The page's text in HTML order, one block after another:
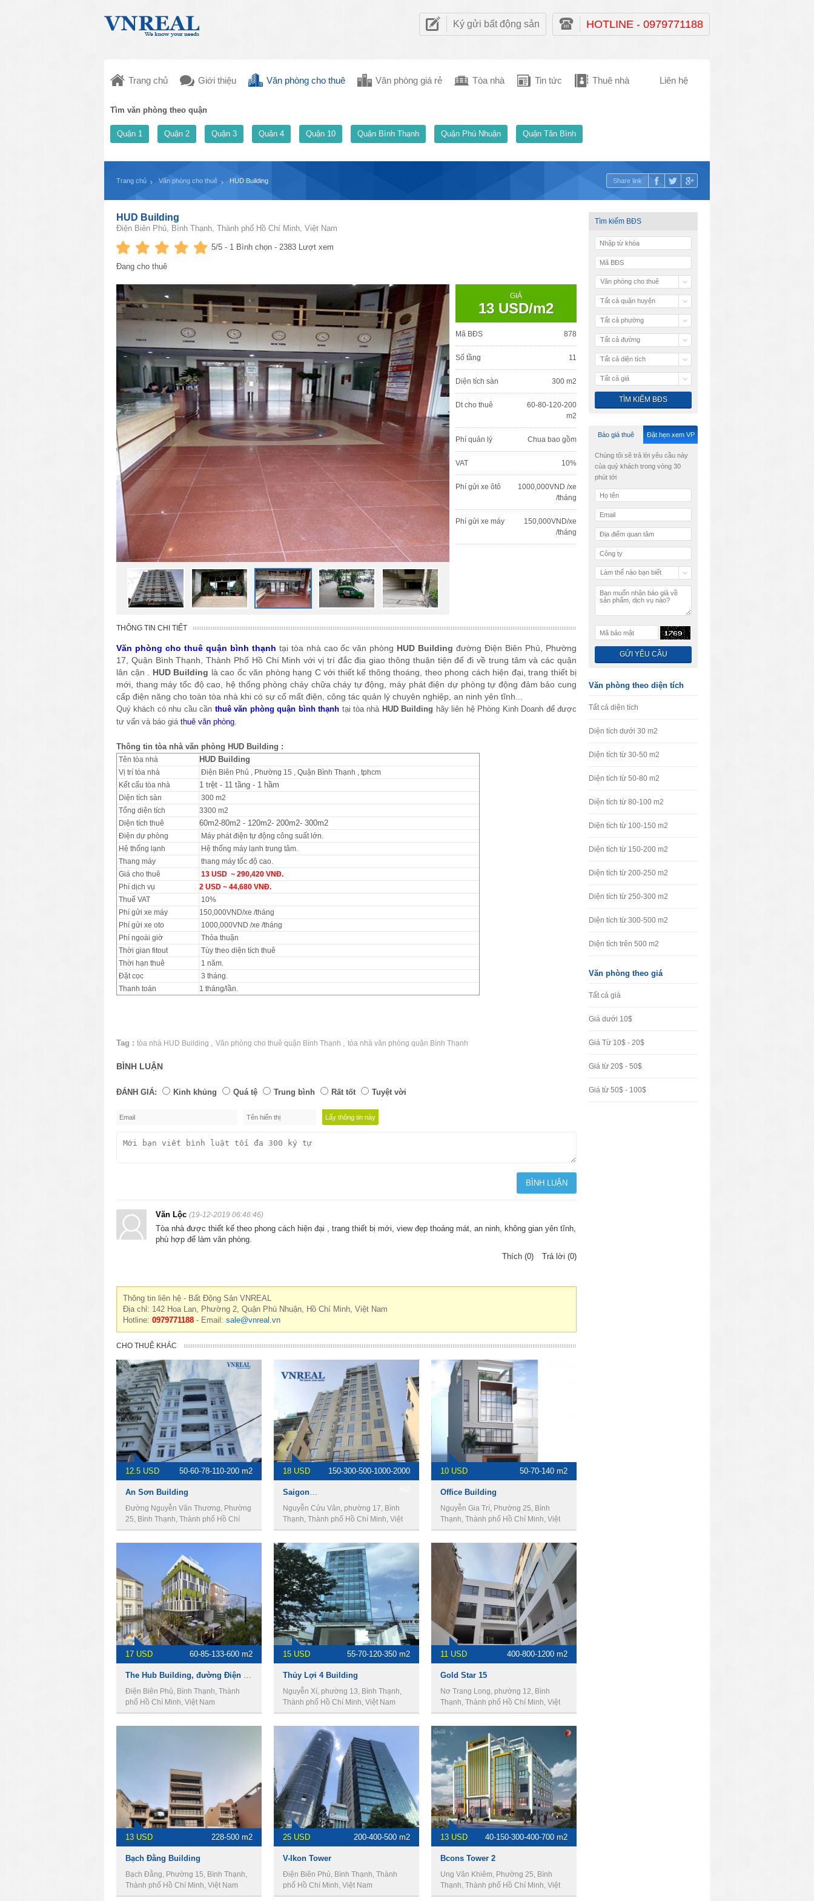
Ký gửi bất động sản HOTLINE - 0979771188
Trang chủ Giới thiệu Văn phòng cho thuê Văn phòng giá rẻ Tòa nhà Tin tức Thuê nhà Liên hệ
Tìm văn phòng theo quận
Quận 1 Quận 2 Quận 3 Quận 4 Quận 10 Quận Bình Thạnh Quận Phú Nhuận Quận Tân Bình
Trang chủ Văn phòng cho thuê HUD Building Share link
HUD Building
Điện Biên Phủ, Bình Thạnh, Thành phố Hồ Chí Minh, Việt Nam
5/5 - 1 Bình chọn - 2383 Lượt xem
Đang cho thuê
GIÁ
13 USD/m2
Mã BĐS 878
Số tầng 11
Diện tích sàn 300 m2
Dt cho thuê
60-80-120-200
m2
Phí quản lý Chua bao gồm
VAT 10%
Phí gửi xe ôtô
1000,000VND /xe
/tháng
Phí gửi xe máy
150,000VND/xe
/tháng
THÔNG TIN CHI TIẾT
Văn phòng cho thuê quận bình thạnh tại tòa nhà cao ốc văn phòng HUD Building đường Điện Biên Phủ, Phường
17, Quận Bình Thạnh, Thành Phố Hồ Chí Minh với vị trí đắc địa giao thông thuận tiện để đi về trung tâm và các quận
lân cận . HUD Building là cao ốc văn phòng hạng C với thiết kế thông thoáng, theo phong cách hiện đại, trang thiết bị
mới, thang máy tốc độ cao, hệ thống phòng cháy chữa cháy tự động, máy phát điện dự phòng tự động đảm bảo cung
cấp điện năng cho toàn tòa nhà khi có sự cố mất điện, công tác quản lý chuyên nghiệp, an ninh yên tĩnh...
Quý khách có nhu cầu cần thuê văn phòng quận bình thạnh tại tòa nhà HUD Building hãy liên hệ Phòng Kinh Doanh để được
tư vấn và báo giá thuê văn phòng
Thông tin tòa nhà văn phòng HUD Building :
Tên tòa nhà HUD Building
Vị trí tòa nhà
Điện Biên Phủ , Phường 15 , Quận Bình Thạnh , tphcm
Kết cấu tòa nhà
1 trệt - 11 tầng - 1 hầm
Diện tích sàn
300 m2
Tổng diện tích
3300 m2
Diện tích thuê
60m2-80m2 - 120m2- 200m2- 300m2
Điện dự phòng
Máy phát điện tự động công suất lớn.
Hệ thống lạnh
Hệ thống máy lạnh trung tâm.
Thang máy
thang máy tốc độ cao.
Giá cho thuê
13 USD ~ 290,420 VNĐ.
Phí dịch vụ
2 USD ~ 44,680 VNĐ.
Thuế VAT
10%
Phí gửi xe máy
150,000VND/xe /tháng
Phí gửi xe oto
1000,000VND /xe /tháng
Phí ngoài giờ
Thỏa thuận
Thời gian fitout
Tùy theo diện tích thuê
Thời hạn thuê
1 năm.
Đặt cọc
3 tháng.
Thanh toán
1 tháng/lần.
Tag : tòa nhà HUD Building Văn phòng cho thuê quận Bình Thạnh tòa nhà văn phòng quận Bình Thạnh
BÌNH LUẬN
ĐÁNH GIÁ: Kinh khủng Quá tệ Trung bình Rất tốt Tuyệt vời
Văn Lộc (19-12-2019 06:46:46)
Tòa nhà được thiết kế theo phong cách hiện đại , trang thiết bị mới, view đẹp thoáng mát, an ninh, không gian yên tĩnh,
phù hợp để làm văn phòng.
Thích (0)
Trả lời (0)
Thông tin liên hệ - Bất Động Sản VNREAL
Địa chỉ: 142 Hoa Lan, Phường 2, Quận Phú Nhuận, Hồ Chí Minh, Việt Nam
Hotline: 0979771188 - Email: sale@vnreal.vn
CHO THUÊ KHÁC
12.5 USD 50-60-78-110-200 m2
An Sơn Building
Đường Nguyễn Văn Thương, Phường
25, Bình Thạnh, Thành phố Hồ Chí
Minh, Việt Nam
18 USD
150-300-500-1000-2000
Nguyễn Cửu Vân, phường 17, Bình
Thạnh, Thành phố Hồ Chí Minh, Việt
Nam
10 USD 50-70-140 m2
Office Building
Nguyễn Gia Trí, Phường 25, Bình
Thạnh, Thành phố Hồ Chí Minh, Việt
Nam
17 USD 60-85-133-600 m2
Điện Biên Phủ, Bình Thạnh, Thành
phố Hồ Chí Minh, Việt Nam
15 USD 55-70-120-350 m2
Thủy Lợi 4 Building
Nguyễn Xí, phường 13, Bình Thạnh,
Thành phố Hồ Chí Minh, Việt Nam
11 USD 400-800-1200 m2
Gold Star 15
Nơ Trang Long, phường 12, Bình
Thạnh, Thành phố Hồ Chí Minh, Việt
Nam
13 USD 228-500 m2
Bạch Đằng Building
Bạch Đằng, Phường 15, Bình Thạnh,
Thành phố Hồ Chí Minh, Việt Nam
25 USD 200-400-500 m2
V-Ikon Tower
Điện Biên Phủ, Bình Thạnh, Thành
phố Hồ Chí Minh, Việt Nam
13 USD 40-150-300-400-700 m2
Bcons Tower 2
Ung Văn Khiêm, Phường 25, Bình
Thạnh, Thành phố Hồ Chí Minh, Việt
Nam
Tìm kiếm BĐS
Văn phòng cho thuê
Tất cả quận huyện
Tất cả phường
Tất cả đường
Tất cả diện tích
Tất cả giá
Báo giá thuê Đặt hẹn xem VP
Chúng tôi sẽ trả lời yêu cầu này
của quý khách trong vòng 30
phút tới
Làm thế nào bạn biết
Văn phòng theo diện tích
Tất cả diện tích
Diện tích dưới 30 m2
Diện tích từ 30-50 m2
Diện tích từ 50-80 m2
Diện tích từ 80-100 m2
Diện tích từ 100-150 m2
Diện tích từ 150-200 m2
Diện tích từ 200-250 m2
Diện tích từ 250-300 m2
Diện tích từ 300-500 m2
Diện tích trên 500 m2
Văn phòng theo giá
Tất cả giá
Giá dưới 10$
Giá Từ 10$ - 20$
Giá từ 20$ - 50$
Giá từ 50$ - 100$